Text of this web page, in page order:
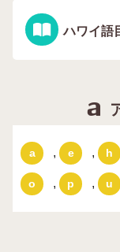
ハワイ語
a , e , h
o , p , u